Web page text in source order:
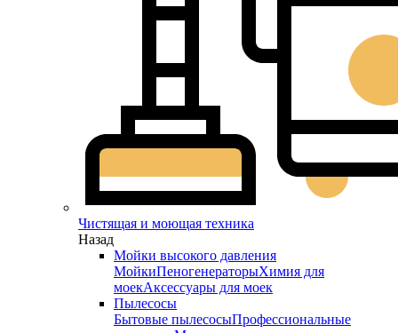
Чистящая и моющая техника
Назад
Мойки высокого давления
МойкиПеногенераторыХимия для
моекАксессуары для моек
Пылесосы
Бытовые пылесосыПрофессиональные